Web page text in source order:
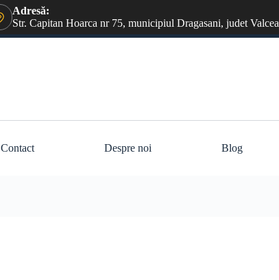
Adresă:
Str. Capitan Hoarca nr 75, municipiul Dragasani, judet Valcea
Contact Despre noi Blog